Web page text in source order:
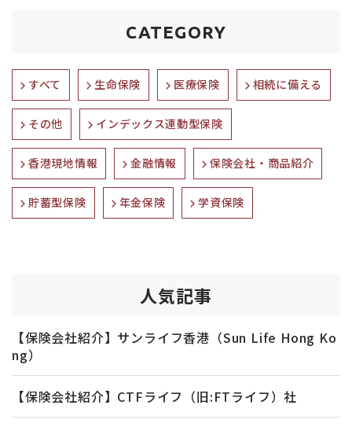
CATEGORY
すべて 生命保険 医療保険 相続に備える
その他 インデックス連動型保険
香港現地情報 金融情報 保険会社・商品紹介
貯蓄型保険 年金保険 学資保険
人気記事
【保険会社紹介】サンライフ香港（Sun Life Hong Ko
ng）
【保険会社紹介】CTFライフ（旧:FTライフ）社